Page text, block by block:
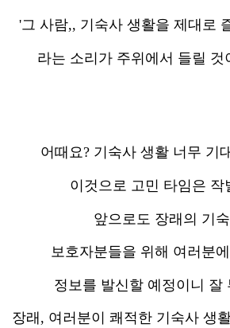
'그 사람,, 기숙사 생활을 제대로
라는 소리가 주위에서 들릴 것
어때요? 기숙사 생활 너무 기
이것으로 고민 타임은 작
앞으로도 장래의 기
보호자분들을 위해 여러분
정보를 발신할 예정이니 잘
장래, 여러분이 쾌적한 기숙사 생